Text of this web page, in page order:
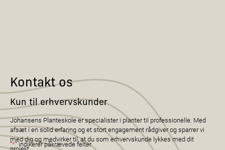
Kontakt os
Kun til erhvervskunder
Johansens Planteskole er specialister i planter til professionelle. Med
afsæt i en solid erfaring og et stort engagement rådgiver og sparrer vi
med dig og medvirker til, at du som erhvervskunde lykkes med dit
"*" indikerer påkrævede felter